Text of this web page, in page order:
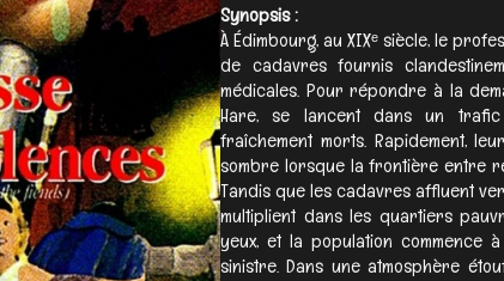
Synopsis :
À Édimbourg, au XIXᵉ siècle, le
de cadavres fournis
médicales. Pour répondre à la
Hare, se lancent dans un
fraîchement morts. Rapidement,
sombre lorsque la frontière entre
Tandis que les cadavres affluent
multiplient dans les quartiers
yeux, et la population commence
sinistre. Dans une atmosphère